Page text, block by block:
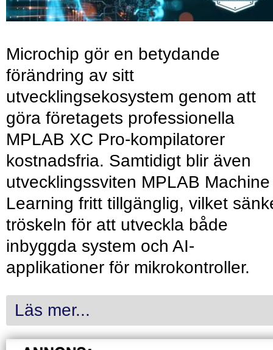
Microchip gör en betydande
förändring av sitt
utvecklingsekosystem genom att
göra företagets professionella
MPLAB XC Pro-kompilatorer
kostnadsfria. Samtidigt blir även
utvecklingssviten MPLAB Machine
Learning fritt tillgänglig, vilket
tröskeln för att utveckla både
inbyggda system och AI-
applikationer för mikrokontroller.
Läs mer...